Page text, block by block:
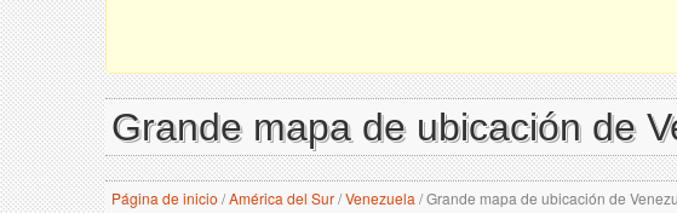
Grande mapa de ubicación de
Página de inicio /América del Sur/Venezuela /Grande mapa de ubicación de